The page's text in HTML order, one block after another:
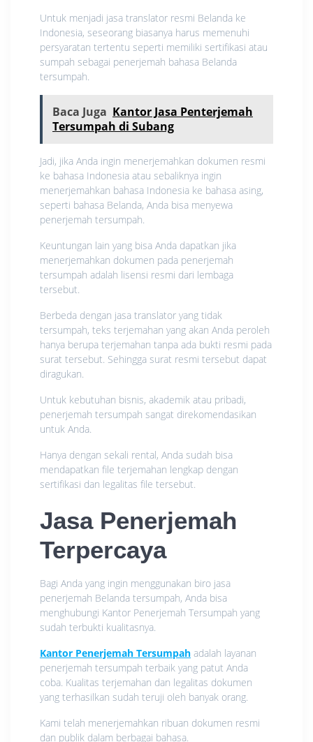
Untuk menjadi jasa translator resmi Belanda ke
Indonesia, seseorang biasanya harus memenuhi
persyaratan tertentu seperti memiliki sertifikasi atau
sumpah sebagai penerjemah bahasa Belanda
tersumpah.
Baca Juga Kantor Jasa Penterjemah
Tersumpah di Subang
Jadi, jika Anda ingin menerjemahkan dokumen resmi
ke bahasa Indonesia atau sebaliknya ingin
menerjemahkan bahasa Indonesia ke bahasa asing,
seperti bahasa Belanda, Anda bisa menyewa
penerjemah tersumpah.
Keuntungan lain yang bisa Anda dapatkan jika
menerjemahkan dokumen pada penerjemah
tersumpah adalah lisensi resmi dari lembaga
tersebut.
Berbeda dengan jasa translator yang tidak
tersumpah, teks terjemahan yang akan Anda peroleh
hanya berupa terjemahan tanpa ada bukti resmi pada
surat tersebut. Sehingga surat resmi tersebut dapat
diragukan.
Untuk kebutuhan bisnis, akademik atau pribadi,
penerjemah tersumpah sangat direkomendasikan
untuk Anda.
Hanya dengan sekali rental, Anda sudah bisa
mendapatkan file terjemahan lengkap dengan
sertifikasi dan legalitas file tersebut.
Jasa Penerjemah
Terpercaya
Bagi Anda yang ingin menggunakan biro jasa
penerjemah Belanda tersumpah, Anda bisa
menghubungi Kantor Penerjemah Tersumpah yang
sudah terbukti kualitasnya.
Kantor Penerjemah Tersumpah adalah layanan
penerjemah tersumpah terbaik yang patut Anda
coba. Kualitas terjemahan dan legalitas dokumen
yang terhasilkan sudah teruji oleh banyak orang.
Kami telah menerjemahkan ribuan dokumen resmi
dan publik dalam berbagai bahasa.